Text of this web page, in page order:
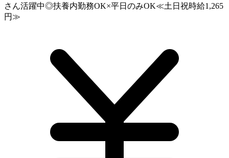
さん活躍中◎扶養内勤務OK×平日のみOK≪土日祝時給1,265
円≫